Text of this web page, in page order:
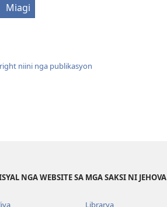
Miagi
niini nga publikasyon
NGA WEBSITE SA MGA SAKSI NI JEHOVA
Librarya